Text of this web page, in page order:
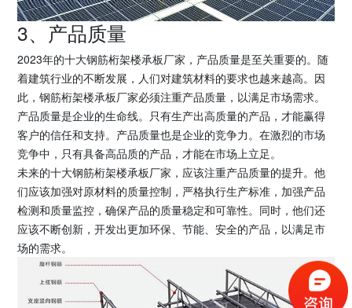
3、产品质量
2023年的十大钢筋桁架楼承板厂家，产品质量是至关重要的。随
着建筑行业的不断发展，人们对建筑材料的要求也越来越高。因
此，钢筋桁架楼承板厂家必须注重产品质量，以满足市场需求。
产品质量是企业的生命线。只有生产出高质量的产品，才能赢得
客户的信任和支持。产品质量也是企业的竞争力。在激烈的市场
竞争中，只有具备高品质的产品，才能在市场上立足。
未来的十大钢筋桁架楼承板厂家，应该注重产品质量的提升。他
们应该加强对原材料的质量控制，严格执行生产标准，加强产品
检测和质量监控，确保产品的质量稳定和可靠性。同时，他们还
应该不断创新，开发出更加环保、节能、安全的产品，以满足市
场的需求。